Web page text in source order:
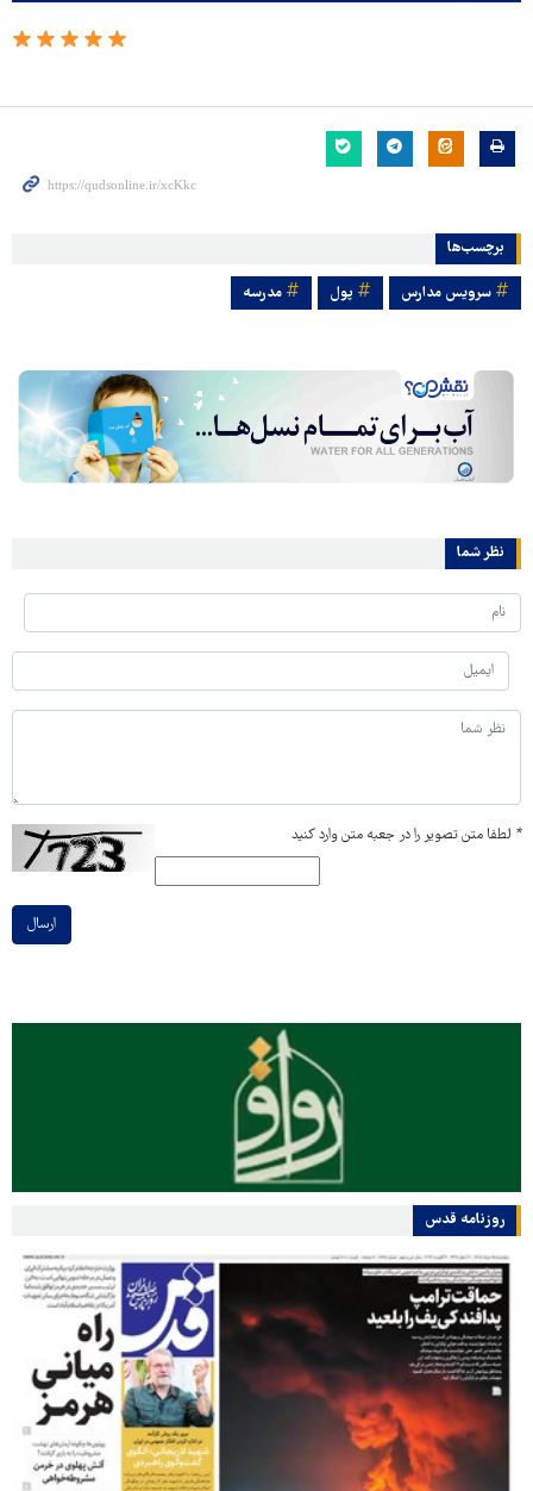
برچسب‌ها
سرویس مدارس پول مدرسه
نظر شما
* لطفا متن تصویر را در جعبه متن وارد کنید
ارسال
روزنامه قدس